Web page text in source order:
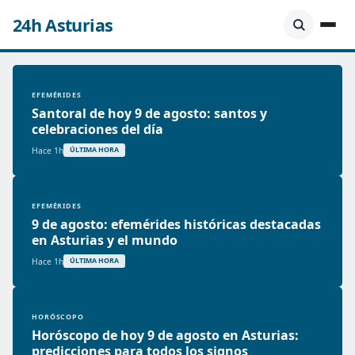
24h Asturias
EFEMÉRIDES
Santoral de hoy 9 de agosto: santos y
celebraciones del día
Hace 1h ÚLTIMA HORA
EFEMÉRIDES
9 de agosto: efemérides históricas destacadas
en Asturias y el mundo
Hace 1h ÚLTIMA HORA
HORÓSCOPO
Horóscopo de hoy 9 de agosto en Asturias:
predicciones para todos los signos